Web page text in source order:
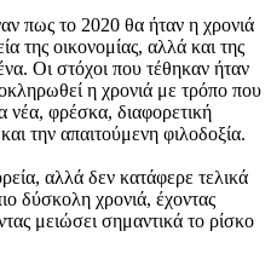
πως το 2020 θα ήταν η χρονιά
της οικονομίας, αλλά και της
Οι στόχοι που τέθηκαν ήταν
η χρονιά με τρόπο που
νέα, φρέσκα, διαφορετική
την απαιτούμενη φιλοδοξία.
αλλά δεν κατάφερε τελικά
δύσκολη χρονιά, έχοντας
μειώσει σημαντικά το ρίσκο